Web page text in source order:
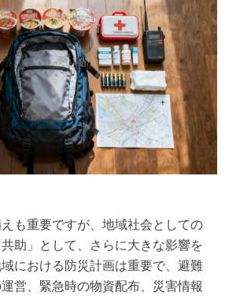
も重要ですが、地域社会としての
助」として、さらに大きな影響を
における防災計画は重要で、避難
営、緊急時の物資配布、災害情報